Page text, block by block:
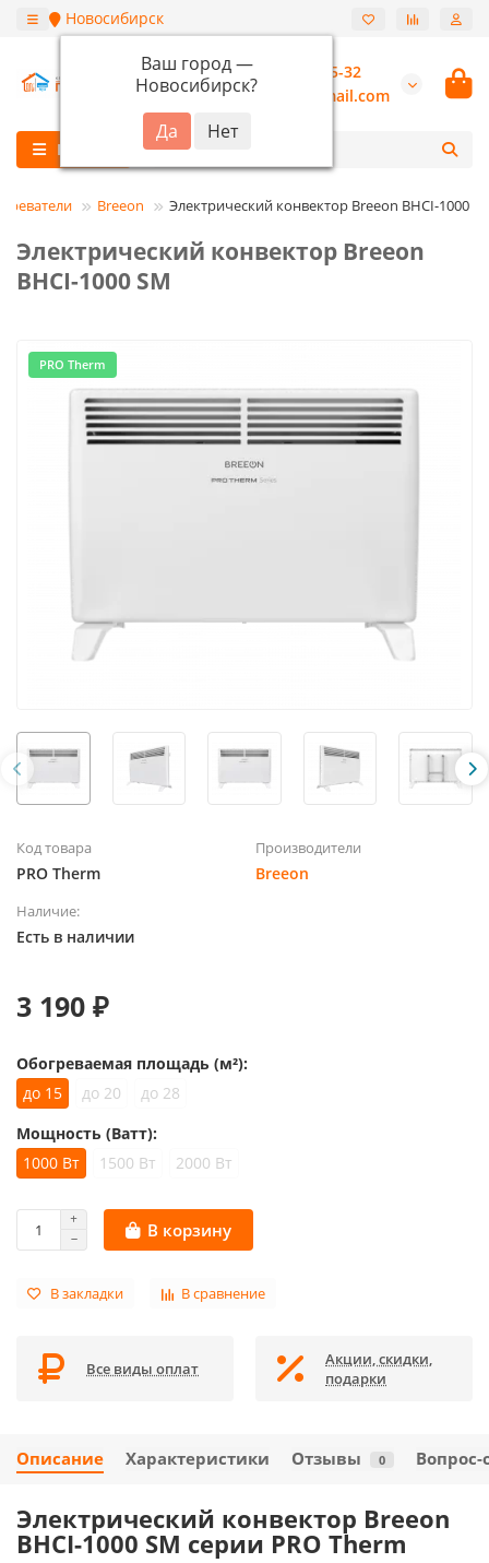
Новосибирск
Ваш город —
Новосибирск?
+7 (913) 987-55-32
burannsk@gmail.com
Каталог
Breeon Электрический конвектор Breeon BHCI-1000
Электрический конвектор Breeon
BHCI-1000 SM
PRO Therm
Код товара
PRO Therm
Производители
Breeon
Наличие:
Есть в наличии
3 190 ₽
Обогреваемая площадь (м²):
до 15
до 20
до 28
Мощность (Ватт):
1000 Вт
1500 Вт 2000 Вт
В корзину
В закладки В сравнение
Все виды оплат
Акции, скидки,
подарки
Описание Характеристики Отзывы 0 Вопрос-
Электрический конвектор Breeon
BHCI-1000 SM серии PRO Therm